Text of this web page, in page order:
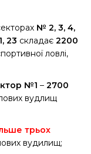
№ 2, 3, 4,
23 складає 2200
ловлі,
№1 – 2700
вудлищ
трьох
вудилищ;